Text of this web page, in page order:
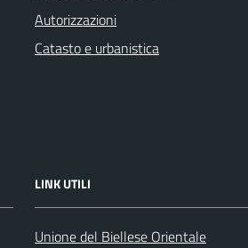
Autorizzazioni
Catasto e urbanistica
LINK UTILI
Unione del Biellese Orientale